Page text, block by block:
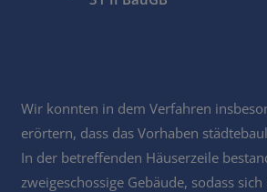
Wir konnten in dem Verfahren
erörtern, dass das Vorhaben
In der betreffenden Häuserzeile
zweigeschossige Gebäude, sodass